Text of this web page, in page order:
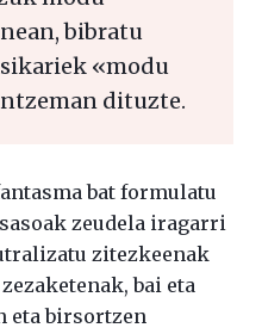
bibratu
«modu
dituzte.
bat formulatu
zeudela iragarri
zitezkeenak
bai eta
eta birsortzen